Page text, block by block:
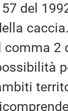
del
comma 2